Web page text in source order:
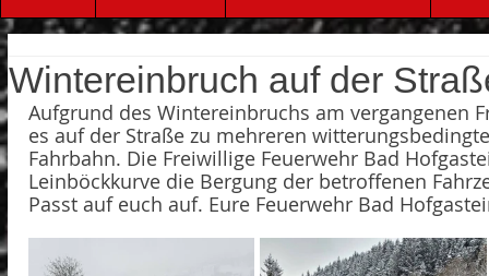
Wintereinbruch auf der
Aufgrund des Wintereinbruchs am vergangenen
es auf der Straße zu mehreren
Fahrbahn. Die Freiwillige Feuerwehr Bad
Leinböckkurve die Bergung der betroffenen
Passt auf euch auf. Eure Feuerwehr Bad